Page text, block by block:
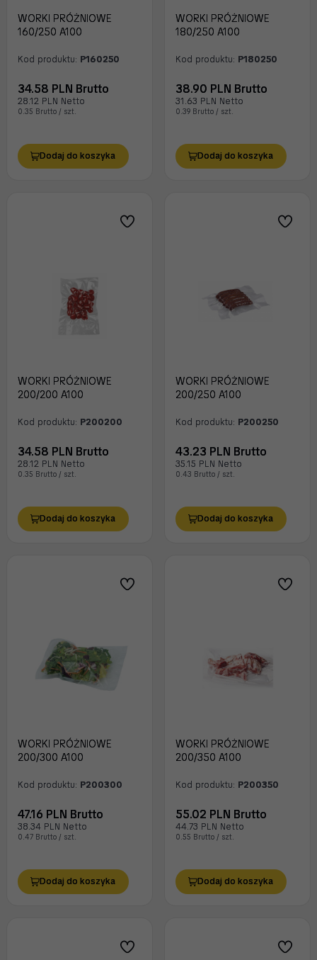
WORKI PRÓŻNIOWE
160/250 A100
Kod produktu: P160250
34.58 PLN Brutto
28.12 PLN Netto
0.35 Brutto / szt.
Dodaj do koszyka
WORKI PRÓŻNIOWE
180/250 A100
Kod produktu: P180250
38.90 PLN Brutto
31.63 PLN Netto
0.39 Brutto / szt.
Dodaj do koszyka
WORKI PRÓŻNIOWE
200/200 A100
Kod produktu: P200200
34.58 PLN Brutto
28.12 PLN Netto
0.35 Brutto / szt.
Dodaj do koszyka
WORKI PRÓŻNIOWE
200/250 A100
Kod produktu: P200250
43.23 PLN Brutto
35.15 PLN Netto
0.43 Brutto / szt.
Dodaj do koszyka
WORKI PRÓŻNIOWE
200/300 A100
Kod produktu: P200300
47.16 PLN Brutto
38.34 PLN Netto
0.47 Brutto / szt.
Dodaj do koszyka
WORKI PRÓŻNIOWE
200/350 A100
Kod produktu: P200350
55.02 PLN Brutto
44.73 PLN Netto
0.55 Brutto / szt.
Dodaj do koszyka